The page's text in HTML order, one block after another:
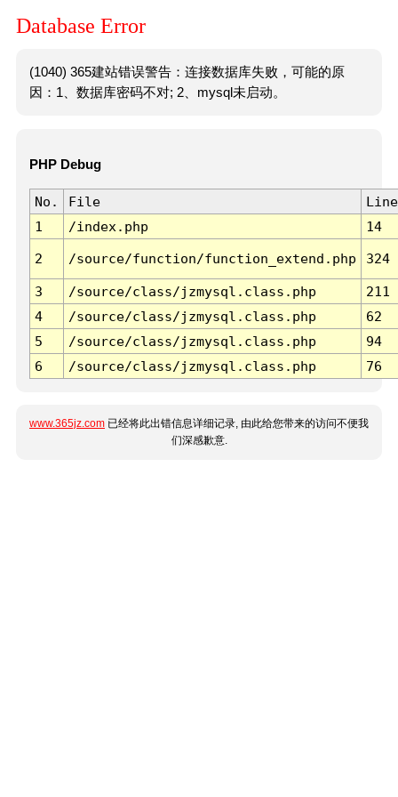
Database Error
(1040) 365建站错误警告：连接数据库失败，可能的原
因：1、数据库密码不对; 2、mysql未启动。
PHP Debug
No. File
Line
1
/index.php 14
2 /source/function/function_extend.php 324
3 /source/class/jzmysql.class.php
211
4
/source/class/jzmysql.class.php
62
5
/source/class/jzmysql.class.php
94
6
/source/class/jzmysql.class.php 76
www.365jz.com 已经将此出错信息详细记录, 由此给您带来的访问不便我
们深感歉意.